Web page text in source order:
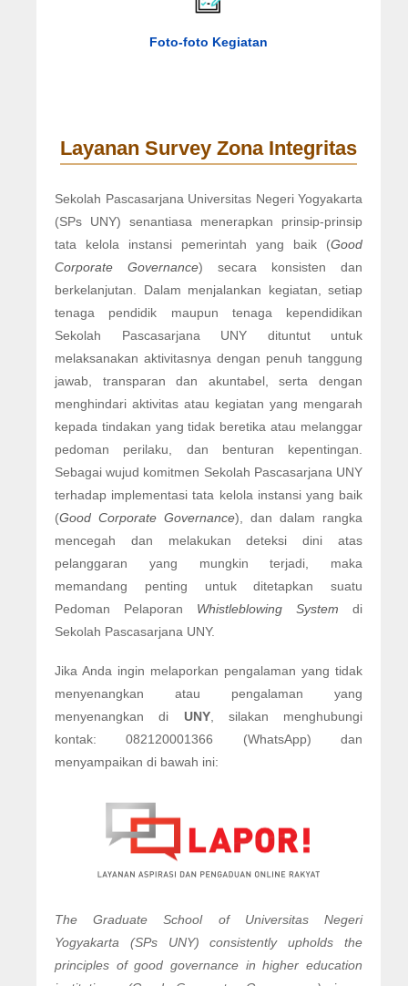
Foto-foto Kegiatan
Layanan Survey Zona Integritas
Sekolah Pascasarjana Universitas Negeri Yogyakarta
(SPs UNY) senantiasa menerapkan prinsip-prinsip
tata kelola instansi pemerintah yang baik (Good
Corporate Governance) secara konsisten dan
berkelanjutan. Dalam menjalankan kegiatan, setiap
tenaga pendidik maupun tenaga kependidikan
Sekolah Pascasarjana UNY dituntut untuk
melaksanakan aktivitasnya dengan penuh tanggung
jawab, transparan dan akuntabel, serta dengan
menghindari aktivitas atau kegiatan yang mengarah
kepada tindakan yang tidak beretika atau melanggar
pedoman perilaku, dan benturan kepentingan.
Sebagai wujud komitmen Sekolah Pascasarjana UNY
terhadap implementasi tata kelola instansi yang baik
(Good Corporate Governance), dan dalam rangka
mencegah dan melakukan deteksi dini atas
pelanggaran yang mungkin terjadi, maka
memandang penting untuk ditetapkan suatu
Pedoman Pelaporan Whistleblowing System di
Sekolah Pascasarjana UNY.
Jika Anda ingin melaporkan pengalaman yang tidak
menyenangkan atau pengalaman yang
menyenangkan di UNY, silakan menghubungi
kontak: 082120001366 (WhatsApp) dan
menyampaikan di bawah ini:
The Graduate School of Universitas Negeri
Yogyakarta (SPs UNY) consistently upholds the
principles of good governance in higher education